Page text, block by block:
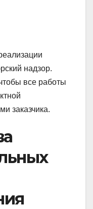
надзор.
все работы
заказчика.